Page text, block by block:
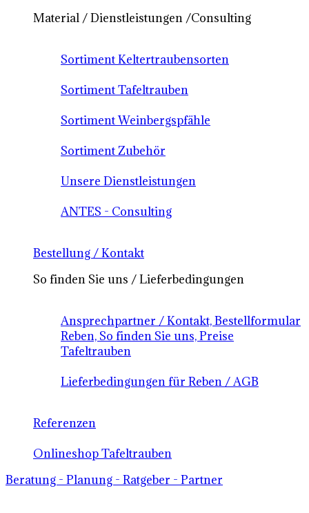
Material / Dienstleistungen /Consulting
Sortiment Keltertraubensorten
Sortiment Tafeltrauben
Sortiment Weinbergspfähle
Sortiment Zubehör
Unsere Dienstleistungen
ANTES - Consulting
Bestellung / Kontakt
So finden Sie uns / Lieferbedingungen
Ansprechpartner / Kontakt, Bestellformular
Reben, So finden Sie uns, Preise
Tafeltrauben
Lieferbedingungen für Reben / AGB
Referenzen
Onlineshop Tafeltrauben
Beratung - Planung - Ratgeber - Partner